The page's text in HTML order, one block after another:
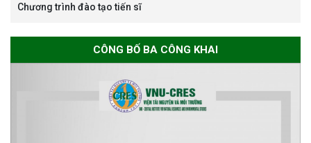
Thông báo về việc họp Tiểu
sơ chuyên môn cho các thí sinh
Thông báo danh sách thí sinh
Chương trình đào tạo tiến sĩ
CÔNG BỐ BA CÔNG KHAI